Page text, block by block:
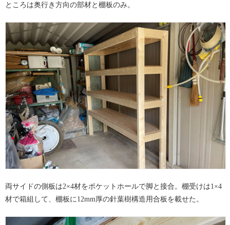
ところは奥行き方向の部材と棚板のみ。
両サイドの側板は2×4材をポケットホールで脚と接合。棚受けは1×4
材で箱組して、棚板に12mm厚の針葉樹構造用合板を載せた。